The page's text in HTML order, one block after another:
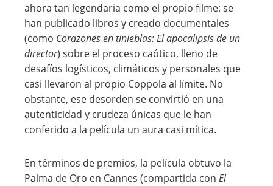
ahora tan legendaria como el propio filme: se
han publicado libros y creado documentales
(como Corazones en tinieblas: El apocalipsis de un
director) sobre el proceso caótico, lleno de
desafíos logísticos, climáticos y personales que
casi llevaron al propio Coppola al límite. No
obstante, ese desorden se convirtió en una
autenticidad y crudeza únicas que le han
conferido a la película un aura casi mítica.
En términos de premios, la película obtuvo la
Palma de Oro en Cannes (compartida con El